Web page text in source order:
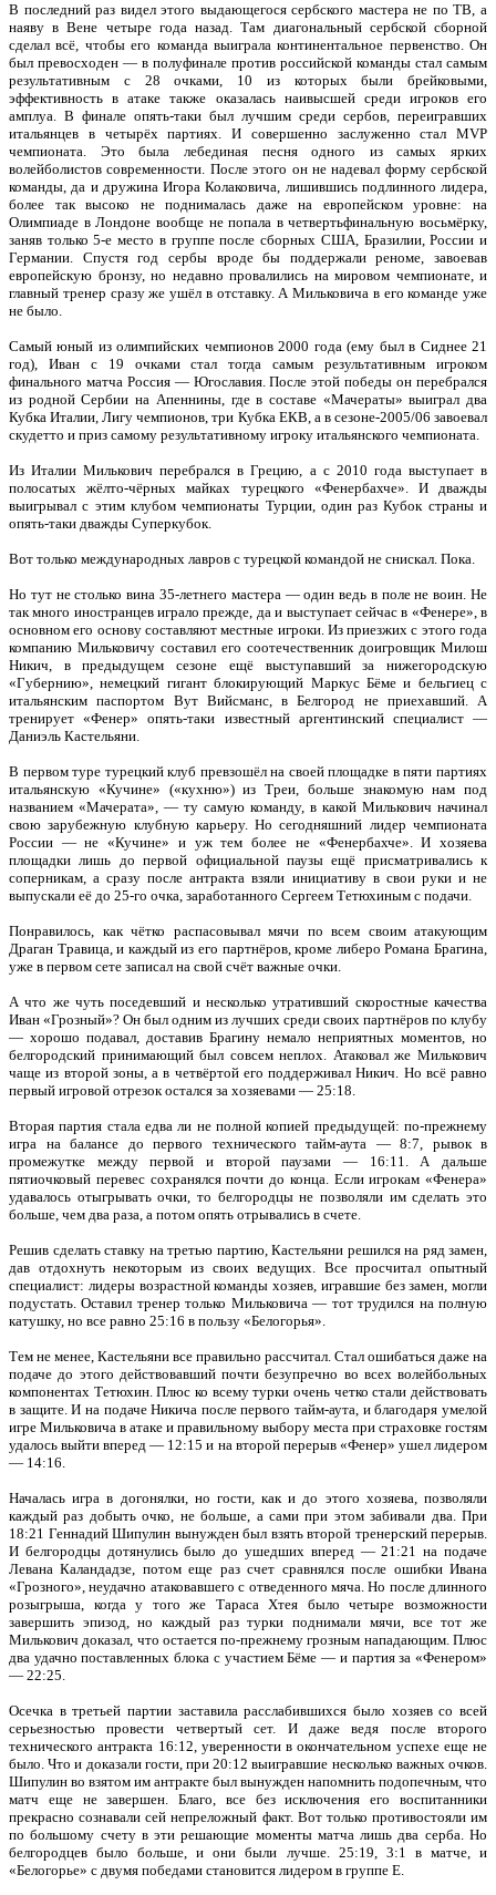
В последний раз видел этого выдающегося сербского мастера не по ТВ, а
наяву в Вене четыре года назад. Там диагональный сербской сборной
сделал всё, чтобы его команда выиграла континентальное первенство. Он
был превосходен — в полуфинале против российской команды стал самым
результативным с 28 очками, 10 из которых были брейковыми,
эффективность в атаке также оказалась наивысшей среди игроков его
амплуа. В финале опять-таки был лучшим среди сербов, переигравших
итальянцев в четырёх партиях. И совершенно заслуженно стал MVP
чемпионата. Это была лебединая песня одного из самых ярких
волейболистов современности. После этого он не надевал форму сербской
команды, да и дружина Игора Колаковича, лишившись подлинного лидера,
более так высоко не поднималась даже на европейском уровне: на
Олимпиаде в Лондоне вообще не попала в четвертьфинальную восьмёрку,
заняв только 5-е место в группе после сборных США, Бразилии, России и
Германии. Спустя год сербы вроде бы поддержали реноме, завоевав
европейскую бронзу, но недавно провалились на мировом чемпионате, и
главный тренер сразу же ушёл в отставку. А Мильковича в его команде уже
не было.
Самый юный из олимпийских чемпионов 2000 года (ему был в Сиднее 21
год), Иван с 19 очками стал тогда самым результативным игроком
финального матча Россия — Югославия. После этой победы он перебрался
из родной Сербии на Апеннины, где в составе «Мачераты» выиграл два
Кубка Италии, Лигу чемпионов, три Кубка ЕКВ, а в сезоне-2005/06 завоевал
скудетто и приз самому результативному игроку итальянского чемпионата.
Из Италии Милькович перебрался в Грецию, а с 2010 года выступает в
полосатых жёлто-чёрных майках турецкого «Фенербахче». И дважды
выигрывал с этим клубом чемпионаты Турции, один раз Кубок страны и
опять-таки дважды Суперкубок.
Вот только международных лавров с турецкой командой не снискал. Пока.
Но тут не столько вина 35-летнего мастера — один ведь в поле не воин. Не
так много иностранцев играло прежде, да и выступает сейчас в «Фенере», в
основном его основу составляют местные игроки. Из приезжих с этого года
компанию Мильковичу составил его соотечественник доигровщик Милош
Никич, в предыдущем сезоне ещё выступавший за нижегородскую
«Губернию», немецкий гигант блокирующий Маркус Бёме и бельгиец с
итальянским паспортом Вут Вийсманс, в Белгород не приехавший. А
тренирует «Фенер» опять-таки известный аргентинский специалист —
Даниэль Кастельяни.
В первом туре турецкий клуб превзошёл на своей площадке в пяти партиях
итальянскую «Кучине» («кухню») из Треи, больше знакомую нам под
названием «Мачерата», — ту самую команду, в какой Милькович начинал
свою зарубежную клубную карьеру. Но сегодняшний лидер чемпионата
России — не «Кучине» и уж тем более не «Фенербахче». И хозяева
площадки лишь до первой официальной паузы ещё присматривались к
соперникам, а сразу после антракта взяли инициативу в свои руки и не
выпускали её до 25-го очка, заработанного Сергеем Тетюхиным с подачи.
Понравилось, как чётко распасовывал мячи по всем своим атакующим
Драган Травица, и каждый из его партнёров, кроме либеро Романа Брагина,
уже в первом сете записал на свой счёт важные очки.
А что же чуть поседевший и несколько утративший скоростные качества
Иван «Грозный»? Он был одним из лучших среди своих партнёров по клубу
— хорошо подавал, доставив Брагину немало неприятных моментов, но
белгородский принимающий был совсем неплох. Атаковал же Милькович
чаще из второй зоны, а в четвёртой его поддерживал Никич. Но всё равно
первый игровой отрезок остался за хозяевами — 25:18.
Вторая партия стала едва ли не полной копией предыдущей: по-прежнему
игра на балансе до первого технического тайм-аута — 8:7, рывок в
промежутке между первой и второй паузами — 16:11. А дальше
пятиочковый перевес сохранялся почти до конца. Если игрокам «Фенера»
удавалось отыгрывать очки, то белгородцы не позволяли им сделать это
больше, чем два раза, а потом опять отрывались в счете.
Решив сделать ставку на третью партию, Кастельяни решился на ряд замен,
дав отдохнуть некоторым из своих ведущих. Все просчитал опытный
специалист: лидеры возрастной команды хозяев, игравшие без замен, могли
подустать. Оставил тренер только Мильковича — тот трудился на полную
катушку, но все равно 25:16 в пользу «Белогорья».
Тем не менее, Кастельяни все правильно рассчитал. Стал ошибаться даже на
подаче до этого действовавший почти безупречно во всех волейбольных
компонентах Тетюхин. Плюс ко всему турки очень четко стали действовать
в защите. И на подаче Никича после первого тайм-аута, и благодаря умелой
игре Мильковича в атаке и правильному выбору места при страховке гостям
удалось выйти вперед — 12:15 и на второй перерыв «Фенер» ушел лидером
— 14:16.
Началась игра в догонялки, но гости, как и до этого хозяева, позволяли
каждый раз добыть очко, не больше, а сами при этом забивали два. При
18:21 Геннадий Шипулин вынужден был взять второй тренерский перерыв.
И белгородцы дотянулись было до ушедших вперед — 21:21 на подаче
Левана Каландадзе, потом еще раз счет сравнялся после ошибки Ивана
«Грозного», неудачно атаковавшего с отведенного мяча. Но после длинного
розыгрыша, когда у того же Тараса Хтея было четыре возможности
завершить эпизод, но каждый раз турки поднимали мячи, все тот же
Милькович доказал, что остается по-прежнему грозным нападающим. Плюс
два удачно поставленных блока с участием Бёме — и партия за «Фенером»
— 22:25.
Осечка в третьей партии заставила расслабившихся было хозяев со всей
серьезностью провести четвертый сет. И даже ведя после второго
технического антракта 16:12, уверенности в окончательном успехе еще не
было. Что и доказали гости, при 20:12 выигравшие несколько важных очков.
Шипулин во взятом им антракте был вынужден напомнить подопечным, что
матч еще не завершен. Благо, все без исключения его воспитанники
прекрасно сознавали сей непреложный факт. Вот только противостояли им
по большому счету в эти решающие моменты матча лишь два серба. Но
белгородцев было больше, и они были лучше. 25:19, 3:1 в матче, и
«Белогорье» с двумя победами становится лидером в группе Е.